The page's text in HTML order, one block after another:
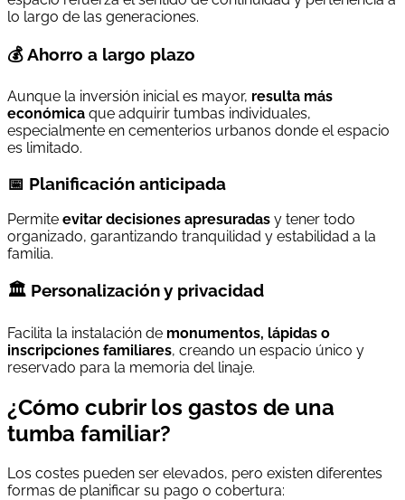
lo largo de las generaciones.
💰 Ahorro a largo plazo
Aunque la inversión inicial es mayor, resulta más
económica que adquirir tumbas individuales,
especialmente en cementerios urbanos donde el espacio
es limitado.
📅 Planificación anticipada
Permite evitar decisiones apresuradas y tener todo
organizado, garantizando tranquilidad y estabilidad a la
familia.
🏛️ Personalización y privacidad
Facilita la instalación de monumentos, lápidas o
inscripciones familiares, creando un espacio único y
reservado para la memoria del linaje.
¿Cómo cubrir los gastos de una
tumba familiar?
Los costes pueden ser elevados, pero existen diferentes
formas de planificar su pago o cobertura: